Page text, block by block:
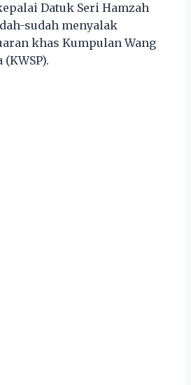
Datuk Seri Hamzah
sudah menyalak
khas Kumpulan Wang